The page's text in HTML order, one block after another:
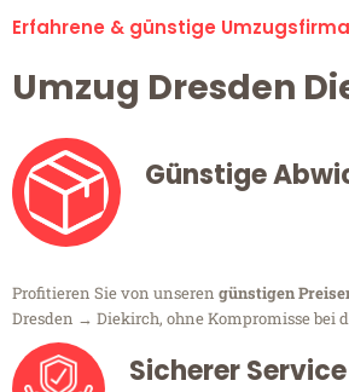
Erfahrene & günstige
Umzug Dresden
Günstige
Profitieren Sie von unseren günstigen
Dresden → Diekirch, ohne Kompromisse bei
Sicherer Service